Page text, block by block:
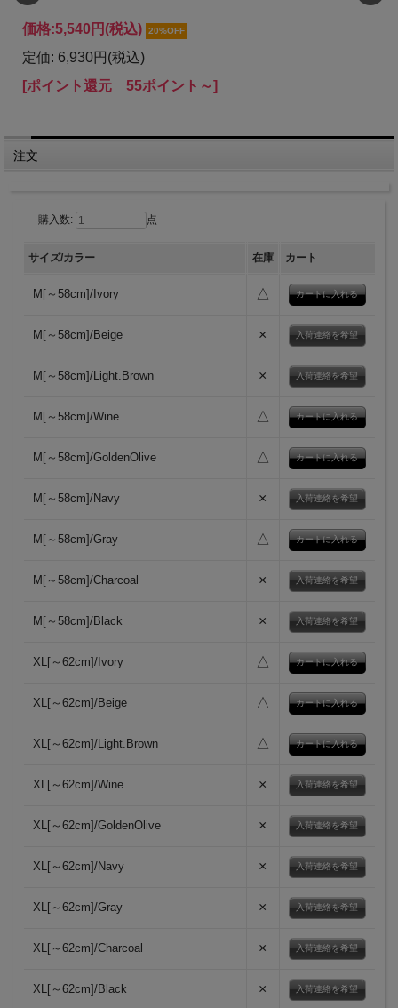
価格:5,540円 (税込) 20%OFF
定価: 6,930円(税込)
[ポイント還元 55ポイント～]
注文
購入数: 点
サイズ/カラー 在庫 カート
M[～58cm]/Ivory △
M[～58cm]/Beige × 入荷連絡を希望
M[～58cm]/Light.Brown × 入荷連絡を希望
M[～58cm]/Wine △
M[～58cm]/GoldenOlive △
M[～58cm]/Navy × 入荷連絡を希望
M[～58cm]/Gray △
M[～58cm]/Charcoal × 入荷連絡を希望
M[～58cm]/Black × 入荷連絡を希望
XL[～62cm]/Ivory △
XL[～62cm]/Beige △
XL[～62cm]/Light.Brown △
XL[～62cm]/Wine × 入荷連絡を希望
XL[～62cm]/GoldenOlive × 入荷連絡を希望
XL[～62cm]/Navy × 入荷連絡を希望
XL[～62cm]/Gray × 入荷連絡を希望
XL[～62cm]/Charcoal × 入荷連絡を希望
XL[～62cm]/Black × 入荷連絡を希望